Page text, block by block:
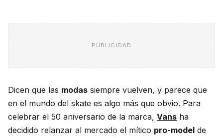
PUBLICIDAD
Dicen que las modas siempre vuelven, y parece que
en el mundo del skate es algo más que obvio. Para
celebrar el 50 aniversario de la marca, Vans ha
decidido relanzar al mercado el mítico pro-model de